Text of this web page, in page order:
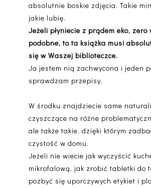
absolutnie boskie zdjęcia. Takie
jakie lubię.
Jeżeli płyniecie z prądem eko, zero
podobne, to ta książka musi
się w Waszej biblioteczce.
Ja jestem nią zachwycona i jeden
sprawdzam przepisy.
W środku znajdziecie same
czyszczące na różne
ale także takie, dzięki którym
czystość w domu.
Jeżeli nie wiecie jak wyczyścić
mikrofalową, jak zrobić tabletki do
pozbyć się uporczywych etykiet i